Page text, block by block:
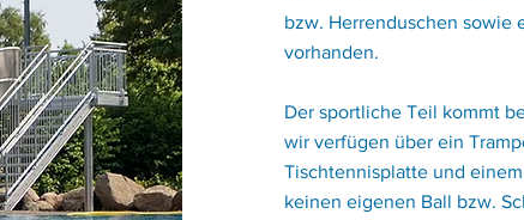
bzw. Herrenduschen sowie
vorhanden.
Der sportliche Teil kommt
wir verfügen über ein
Tischtennisplatte und
keinen eigenen Ball bzw.